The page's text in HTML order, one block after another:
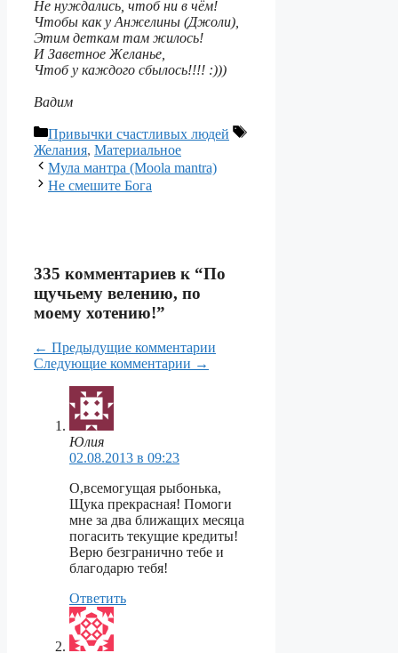
Не нуждались, чтоб ни в чём!
Чтобы как у Анжелины (Джоли),
Этим деткам там жилось!
И Заветное Желанье,
Чтоб у каждого сбылось!!!! :)))
Вадим
Рубрики
Привычки счастливых людей
Метки
Желания, Материальное
Навигация
записи
Мула мантра (Moola mantra)
Не смешите Бога
335 комментариев к “По
щучьему велению, по
моему хотению!”
Навигация
по
комментариям
← Предыдущие комментарии
Следующие комментарии →
Юлия
02.08.2013 в 09:23
О,всемогущая рыбонька,
Щука прекрасная! Помоги
мне за два ближащих месяца
погасить текущие кредиты!
Верю безгранично тебе и
благодарю тебя!
Ответить